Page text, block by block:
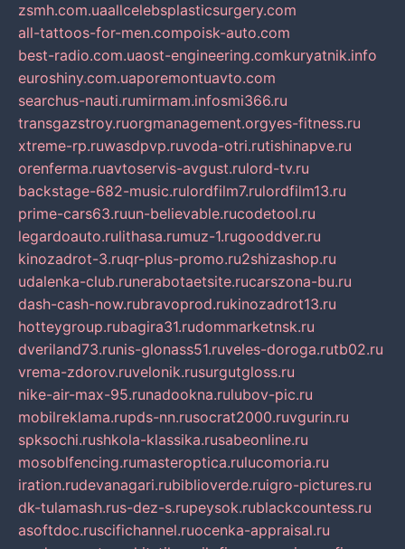
zsmh.com.uaallcelebsplasticsurgery.com
all-tattoos-for-men.compoisk-auto.com
best-radio.com.uaost-engineering.comkuryatnik.info
euroshiny.com.uaporemontuavto.com
searchus-nauti.rumirmam.infosmi366.ru
transgazstroy.ruorgmanagement.orgyes-fitness.ru
xtreme-rp.ruwasdpvp.ruvoda-otri.rutishinapve.ru
orenferma.ruavtoservis-avgust.rulord-tv.ru
backstage-682-music.rulordfilm7.rulordfilm13.ru
prime-cars63.ruun-believable.rucodetool.ru
legardoauto.rulithasa.rumuz-1.rugooddver.ru
kinozadrot-3.ruqr-plus-promo.ru2shizashop.ru
udalenka-club.runerabotaetsite.rucarszona-bu.ru
dash-cash-now.rubravoprod.rukinozadrot13.ru
hotteygroup.rubagira31.rudommarketnsk.ru
dveriland73.runis-glonass51.ruveles-doroga.rutb02.ru
vrema-zdorov.ruvelonik.rusurgutgloss.ru
nike-air-max-95.runadookna.rulubov-pic.ru
mobilreklama.rupds-nn.rusocrat2000.ruvgurin.ru
spksochi.rushkola-klassika.rusabeonline.ru
mosoblfencing.rumasteroptica.rulucomoria.ru
iration.rudevanagari.rubiblioverde.ruigro-pictures.ru
dk-tulamash.rus-dez-s.rupeysok.rublackcountess.ru
asoftdoc.ruscifichannel.ruocenka-appraisal.ru